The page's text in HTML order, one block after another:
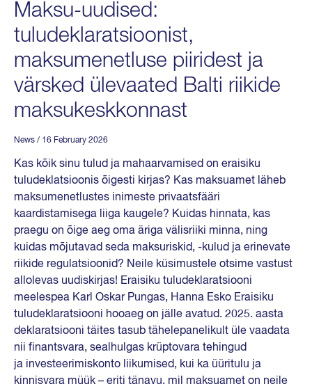
Maksu-uudised:
tuludeklaratsioonist,
maksumenetluse piiridest ja
värsked ülevaated Balti riikide
maksukeskkonnast
News / 16 February 2026
Kas kõik sinu tulud ja mahaarvamised on eraisiku
tuludeklatsioonis õigesti kirjas? Kas maksuamet läheb
maksumenetlustes inimeste privaatsfääri
kaardistamisega liiga kaugele? Kuidas hinnata, kas
praegu on õige aeg oma äriga välisriiki minna, ning
kuidas mõjutavad seda maksuriskid, -kulud ja erinevate
riikide regulatsioonid? Neile küsimustele otsime vastust
allolevas uudiskirjas! Eraisiku tuludeklaratsiooni
meelespea Karl Oskar Pungas, Hanna Esko Eraisiku
tuludeklaratsiooni hooaeg on jälle avatud. 2025. aasta
deklaratsiooni täites tasub tähelepanelikult üle vaadata
nii finantsvara, sealhulgas krüptovara tehingud
ja investeerimiskonto liikumised, kui ka üüritulu ja
kinnisvara müük – eriti tänavu, mil maksuamet on neile